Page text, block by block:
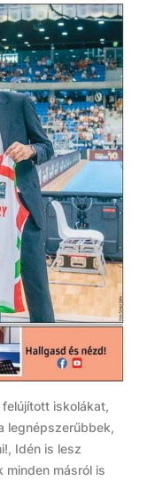
iskolákat,
legnépszerűbbek,
Idén is lesz
minden másról is